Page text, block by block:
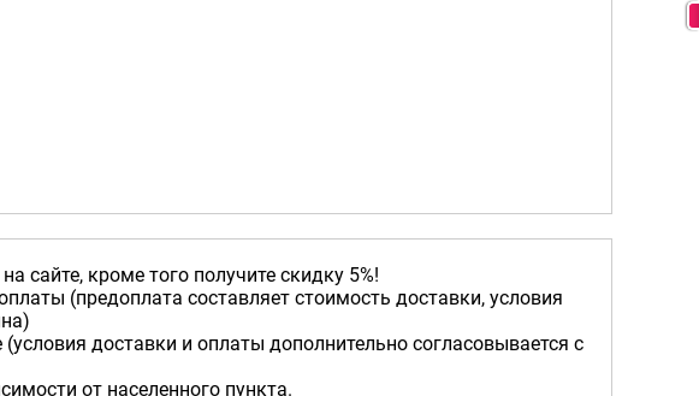
сайте, кроме того получите скидку 5%!
(предоплата составляет стоимость доставки, условия
доставки и оплаты дополнительно согласовывается с
от населенного пункта.